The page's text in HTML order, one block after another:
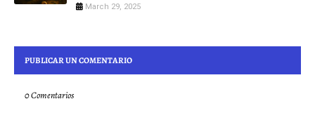
March 29, 2025
PUBLICAR UN COMENTARIO
0 Comentarios